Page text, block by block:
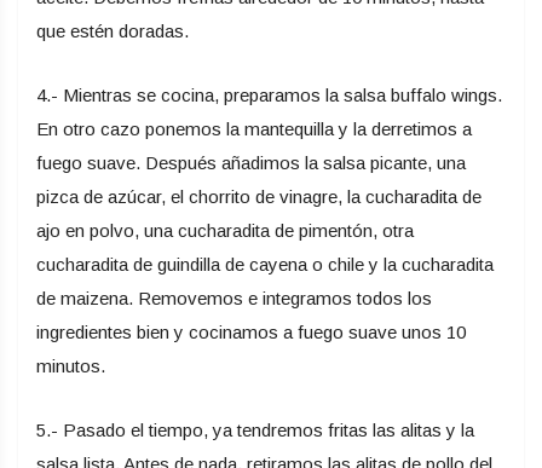
que estén doradas.
4.- Mientras se cocina, preparamos la salsa buffalo wings.
En otro cazo ponemos la mantequilla y la derretimos a
fuego suave. Después añadimos la salsa picante, una
pizca de azúcar, el chorrito de vinagre, la cucharadita de
ajo en polvo, una cucharadita de pimentón, otra
cucharadita de guindilla de cayena o chile y la cucharadita
de maizena. Removemos e integramos todos los
ingredientes bien y cocinamos a fuego suave unos 10
minutos.
5.- Pasado el tiempo, ya tendremos fritas las alitas y la